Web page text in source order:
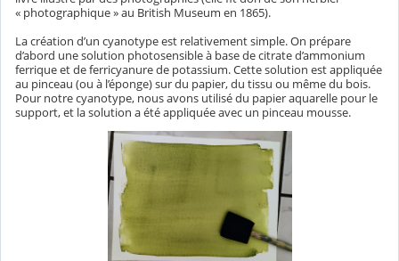
« photographique » au British Museum en 1865).
La création d’un cyanotype est relativement simple. On prépare
d’abord une solution photosensible à base de citrate d’ammonium
ferrique et de ferricyanure de potassium. Cette solution est appliquée
au pinceau (ou à l’éponge) sur du papier, du tissu ou même du bois.
Pour notre cyanotype, nous avons utilisé du papier aquarelle pour le
support, et la solution a été appliquée avec un pinceau mousse.